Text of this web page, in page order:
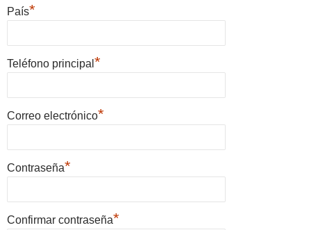
País*
Teléfono principal *
Correo electrónico*
Contraseña*
Confirmar contraseña*